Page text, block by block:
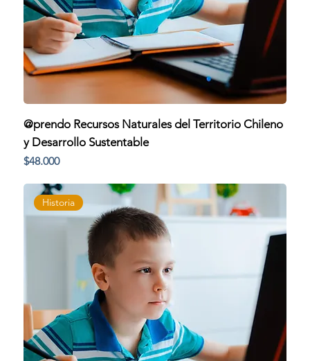
@prendo Recursos Naturales del Territorio Chileno
y Desarrollo Sustentable
Precio
$48.000
Historia